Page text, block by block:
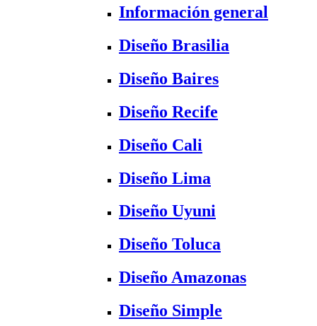
Información general
Diseño Brasilia
Diseño Baires
Diseño Recife
Diseño Cali
Diseño Lima
Diseño Uyuni
Diseño Toluca
Diseño Amazonas
Diseño Simple